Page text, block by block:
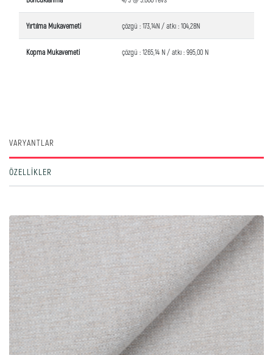
Yırtılma Mukavemeti çözgü : 173,14N / atkı : 104,28N
Kopma Mukavemeti çözgü : 1265,14 N / atkı : 995,00 N
VARYANTLAR
ÖZELLIKLER